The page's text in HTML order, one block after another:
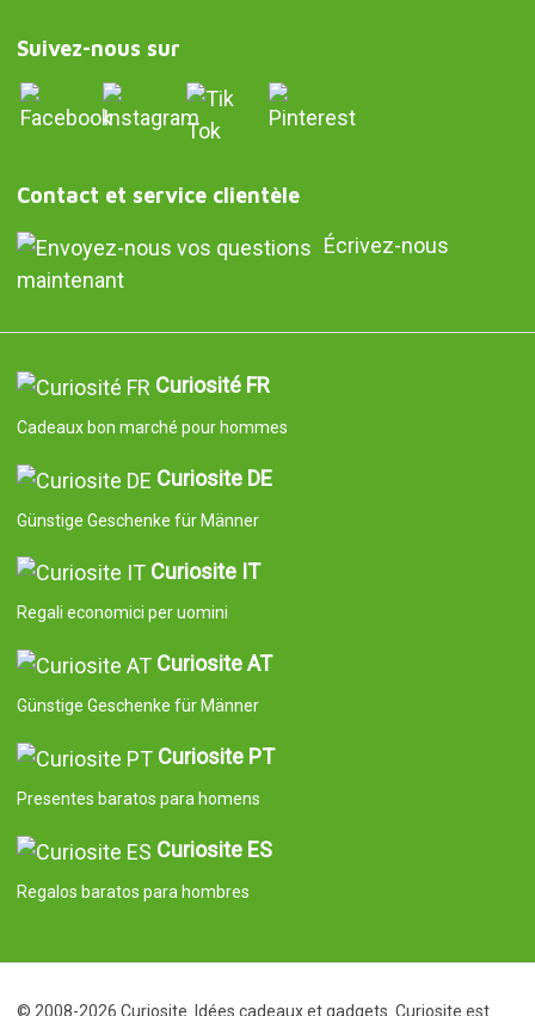
Suivez-nous sur
Contact et service clientèle
Écrivez-nous
maintenant
Curiosité FR
Cadeaux bon marché pour hommes
Curiosite DE
Günstige Geschenke für Männer
Curiosite IT
Regali economici per uomini
Curiosite AT
Günstige Geschenke für Männer
Curiosite PT
Presentes baratos para homens
Curiosite ES
Regalos baratos para hombres
© 2008-2026 Curiosite. Idées cadeaux et gadgets. Curiosite est